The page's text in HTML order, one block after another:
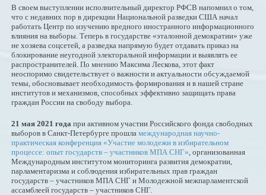
В своем выступлении исполнительный директор РФСВ напомнил о том,
что с недавних пор в дирекции Национальной разведки США начал
работать Центр по изучению вредного иностранного информационного
влияния на выборы. Теперь в государстве «эталонной демократии» уже
не хозяева соцсетей, а разведка напрямую будет отдавать приказ на
блокирование неугодной электоральной информации и выявлять ее
распространителей. По мнению Максима Лескова, этот факт
неоспоримо свидетельствует о важности и актуальности обсуждаемой
темы, обосновывает необходимость формирования и в нашей стране
институтов и механизмов, способных эффективно защищать права
граждан России на свободу выбора.
21 мая 2021 года при активном участии Российского фонда свободных
выборов в Санкт-Петербурге прошла международная научно-
практическая конференция «Участие молодежи в избирательном
процессе: опыт государств – участников МПА СНГ», организованная
Международным институтом мониторинга развития демократии,
парламентаризма и соблюдения избирательных прав граждан
государств – участников МПА СНГ и Молодежной межпарламентской
ассамблеей государств – участников СНГ.